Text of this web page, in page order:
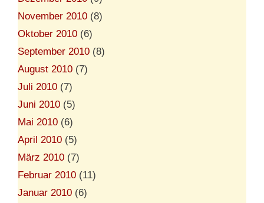
November 2010 (8)
Oktober 2010 (6)
September 2010 (8)
August 2010 (7)
Juli 2010 (7)
Juni 2010 (5)
Mai 2010 (6)
April 2010 (5)
März 2010 (7)
Februar 2010 (11)
Januar 2010 (6)